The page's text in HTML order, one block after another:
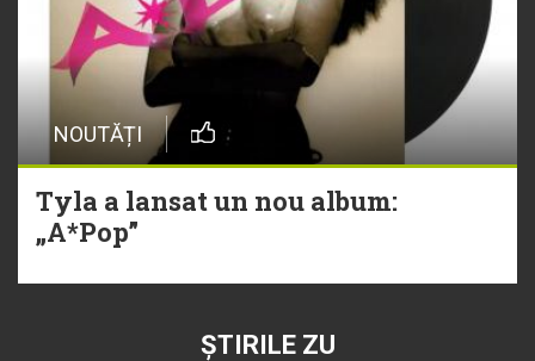
NOUTĂȚI
Tyla a lansat un nou album:
„A*Pop”
ȘTIRILE ZU